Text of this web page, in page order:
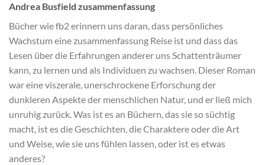
Andrea Busfield zusammenfassung
Bücher wie fb2 erinnern uns daran, dass persönliches
Wachstum eine zusammenfassung Reise ist und dass das
Lesen über die Erfahrungen anderer uns Schattenträumer
kann, zu lernen und als Individuen zu wachsen. Dieser Roman
war eine viszerale, unerschrockene Erforschung der
dunkleren Aspekte der menschlichen Natur, und er ließ mich
unruhig zurück. Was ist es an Büchern, das sie so süchtig
macht, ist es die Geschichten, die Charaktere oder die Art
und Weise, wie sie uns fühlen lassen, oder ist es etwas
anderes?